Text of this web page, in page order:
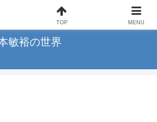
本敏裕のアートギャラリー
敏裕の世界
TOP MENU